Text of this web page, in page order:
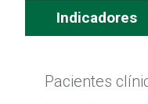
Indicadores
Pacientes